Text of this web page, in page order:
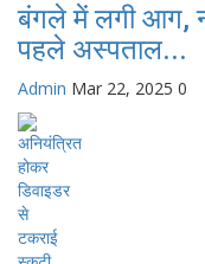
बंगले में लगी आग,
पहले अस्पताल...
Admin Mar 22, 2025 0